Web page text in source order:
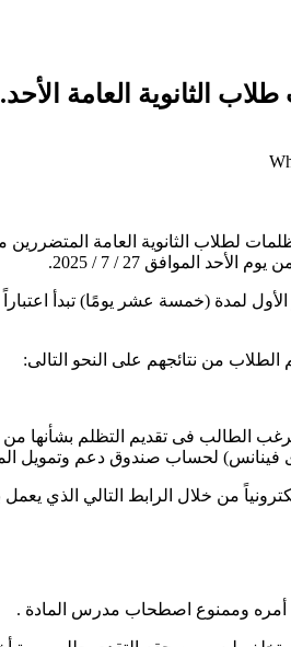
طلاب الثانوية العامة
لطلاب الثانوية العامة
من نتائجهم على النحو التالى:
كل مادة يرغب الطالب فى تقديم التظلم
أى فينانس) لحساب صندوق دعم وتمويل
من خلال الرابط التالي الذي يعمل
أمره وممنوع اصطحاب مدرس المادة .